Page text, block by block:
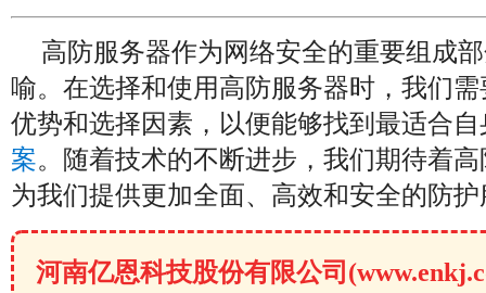
高防服务器作为网络安全的重要组成
喻。在选择和使用高防服务器时，我们
优势和选择因素，以便能够找到最适合
案。随着技术的不断进步，我们期待着
为我们提供更加全面、高效和安全的防
河南亿恩科技股份有限公司